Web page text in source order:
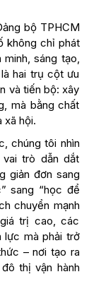
bộ TPHCM
không chỉ phát
sáng tạo,
hai trụ cột ưu
và tiến bộ: xây
mà bằng chất
xã hội.
chúng tôi nhìn
trò dẫn dắt
giản đơn sang
sang “học để
chuyển mạnh
trị cao, các
lực mà phải trở
– nơi tạo ra
thị vận hành